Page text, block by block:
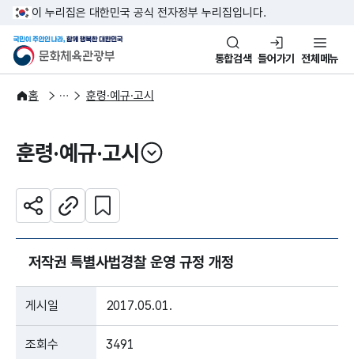
본문 바로가기
주메뉴 바로가기
이 누리집은 대한민국 공식 전자정부 누리집입니다.
문화체육관광부
국민이 주인인 나라, 함께 행복
통합검색 들어가기 전체메뉴
홈
자료공간
법령자료 훈령·예규·고시
훈령·예규·고시
열기
공유하기주소복사
관심 콘텐츠 설정하기
저작권 특별사법경찰 운영 규정 개정
게시일 2017.05.01.
조회수 3491